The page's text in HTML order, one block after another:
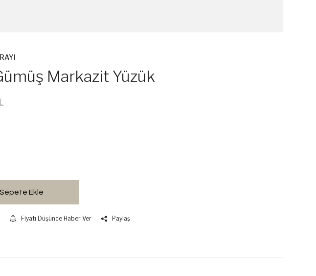
Markazit Yüzük
Sepete Ekle
Fiyatı Düşünce Haber Ver Paylaş